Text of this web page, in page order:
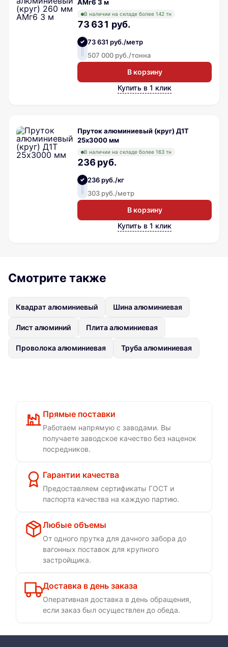
АМг6 3 м
В наличии на складе более 142 тн
73 631 руб.
73 631 руб./метр
507 000 руб./тонна
В корзину
Купить в 1 клик
Пруток алюминиевый (круг) Д1Т
25х3000 мм
В наличии на складе более 163 тн
236 руб.
236 руб./кг
303 руб./метр
В корзину
Купить в 1 клик
Смотрите также
Квадрат алюминиевый Шина алюминиевая
Лист алюминий Плита алюминиевая
Проволока алюминиевая Труба алюминиевая
Прямые поставки
Работаем напрямую с заводами. Вы
получаете заводское качество без наценок
посредников.
Гарантии качества
Предоставляем сертификаты ГОСТ и
паспорта качества на каждую партию.
Любые объемы
От одного прутка для дачного забора до
вагонных поставок для крупного
застройщика.
Доставка в день заказа
Оперативная доставка в день обращения,
если заказ был осуществлен до обеда.